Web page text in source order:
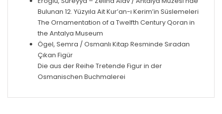
Bulunan 12. Yüzyıla Ait Kur’an-ı Kerim’in Süslemeleri
The Ornamentation of a Twelfth Century Qoran in
the Antalya Museum
Ögel, Semra / Osmanlı Kitap Resminde Sıradan
Çıkan Figür
Die aus der Reihe Tretende Figur in der
Osmanischen Buchmalerei